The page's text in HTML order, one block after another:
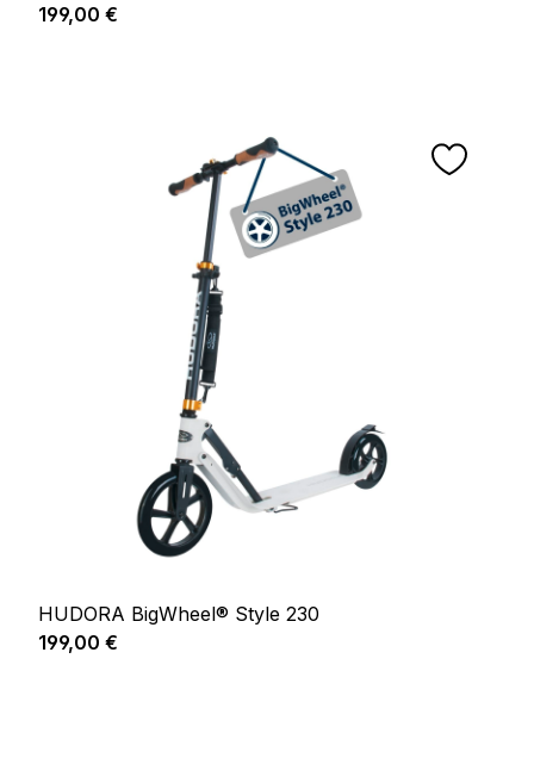
Prix régulier :
199,00 €
HUDORA BigWheel® Style 230
Prix régulier :
199,00 €